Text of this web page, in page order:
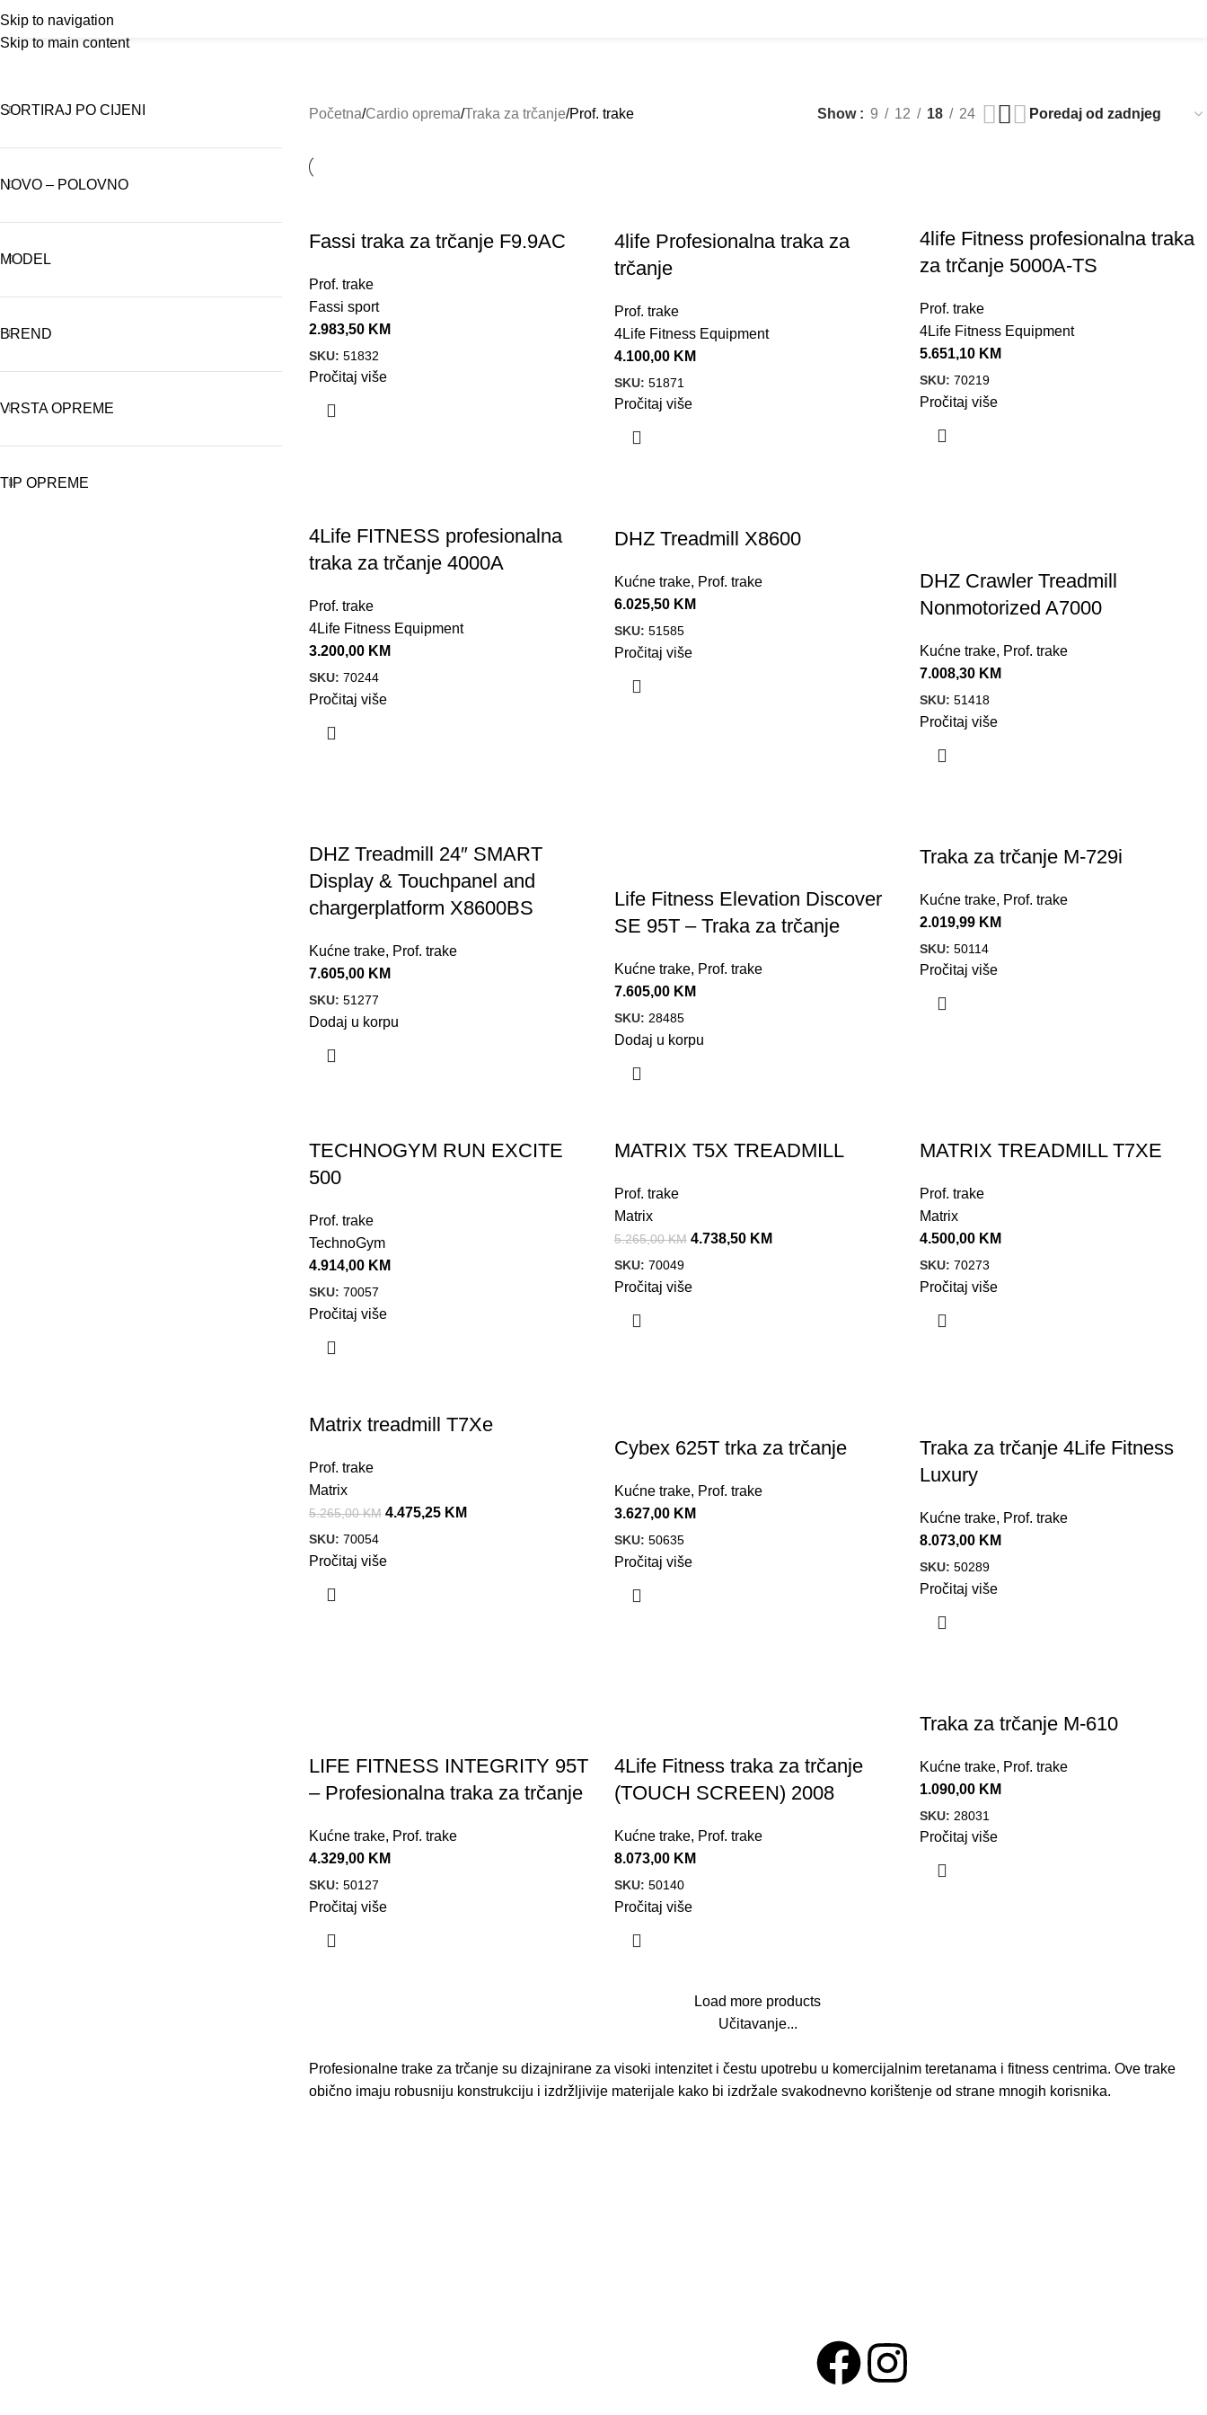
Skip to navigation
Skip to main content
Prof. trake
SORTIRAJ PO CIJENI
NOVO – POLOVNO
MODEL
BREND
VRSTA OPREME
TIP OPREME
Početna Cardio oprema Traka za trčanje Prof. trake Show 9 12 18 24
Fassi traka za trčanje F9.9AC
Prof. trake
Fassi sport
2.983,50 KM
SKU: 51832
Pročitaj više
4life Profesionalna traka za
trčanje
Prof. trake
4Life Fitness Equipment
4.100,00 KM
SKU: 51871
Pročitaj više
4life Fitness profesionalna traka
za trčanje 5000A-TS
Prof. trake
4Life Fitness Equipment
5.651,10 KM
SKU: 70219
Pročitaj više
4Life FITNESS profesionalna
traka za trčanje 4000A
Prof. trake
4Life Fitness Equipment
3.200,00 KM
SKU: 70244
Pročitaj više
DHZ Treadmill X8600
Kućne trake, Prof. trake
6.025,50 KM
SKU: 51585
Pročitaj više
DHZ Crawler Treadmill
Nonmotorized A7000
Kućne trake, Prof. trake
7.008,30 KM
SKU: 51418
Pročitaj više
DHZ Treadmill 24″ SMART
Display & Touchpanel and
chargerplatform X8600BS
Kućne trake, Prof. trake
7.605,00 KM
SKU: 51277
Dodaj u korpu
Life Fitness Elevation Discover
SE 95T – Traka za trčanje
Kućne trake, Prof. trake
7.605,00 KM
SKU: 28485
Dodaj u korpu
Traka za trčanje M-729i
Kućne trake, Prof. trake
2.019,99 KM
SKU: 50114
Pročitaj više
TECHNOGYM RUN EXCITE
500
Prof. trake
TechnoGym
4.914,00 KM
SKU: 70057
Pročitaj više
MATRIX T5X TREADMILL
Prof. trake
Matrix
5.265,00KM 4.738,50 KM
SKU: 70049
Pročitaj više
MATRIX TREADMILL T7XE
Prof. trake
Matrix
4.500,00 KM
SKU: 70273
Pročitaj više
Matrix treadmill T7Xe
Prof. trake
Matrix
5.265,00KM 4.475,25 KM
SKU: 70054
Pročitaj više
Cybex 625T trka za trčanje
Kućne trake, Prof. trake
3.627,00 KM
SKU: 50635
Pročitaj više
Traka za trčanje 4Life Fitness
Luxury
Kućne trake, Prof. trake
8.073,00 KM
SKU: 50289
Pročitaj više
LIFE FITNESS INTEGRITY 95T
– Profesionalna traka za trčanje
Kućne trake, Prof. trake
4.329,00 KM
SKU: 50127
Pročitaj više
4Life Fitness traka za trčanje
(TOUCH SCREEN) 2008
Kućne trake, Prof. trake
8.073,00 KM
SKU: 50140
Pročitaj više
Traka za trčanje M-610
Kućne trake, Prof. trake
1.090,00 KM
SKU: 28031
Pročitaj više
Load more products
Učitavanje...
Profesionalne trake za trčanje su dizajnirane za visoki intenzitet i čestu upotrebu u komercijalnim teretanama i fitness centrima. Ove trake
obično imaju robusniju konstrukciju i izdržljivije materijale kako bi izdržale svakodnevno korištenje od strane mnogih korisnika.